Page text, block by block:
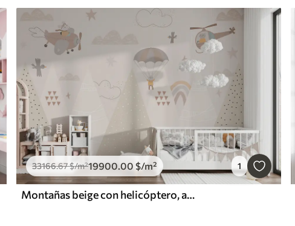
33166.67$/m²19900.00 $/m² 1
Montañas beige con helicóptero, avión y animales